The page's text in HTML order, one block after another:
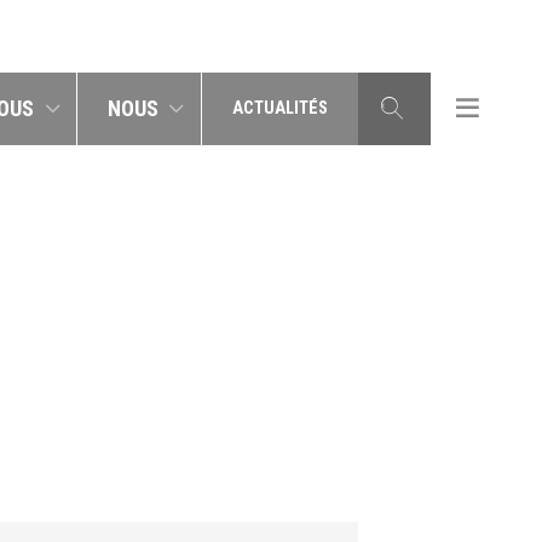
NOUS ACTUALITÉS